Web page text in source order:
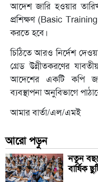
আদেশ জারি হওয়ার
প্রশিক্ষণ (Basic
করতে হবে।
চিঠিতে আরও নির্দেশ
গ্রেড উন্নীতকরণের
আদেশের একটি কপি
ব্যবস্থাপনা অনুবিভাগে
আমার বার্তা/এল/এমই
আরো পড়ুন
নতুন
বার্ষিক